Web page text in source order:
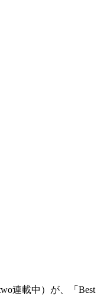
連載中）が、「Best